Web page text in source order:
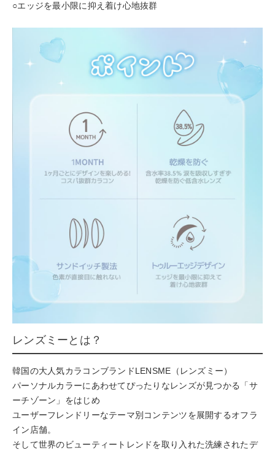
○エッジを最小限に抑え着け心地抜群
レンズミーとは？
韓国の大人気カラコンブランドLENSME（レンズミー）
パーソナルカラーにあわせてぴったりなレンズが見つかる「サ
ーチゾーン」をはじめ
ユーザーフレンドリーなテーマ別コンテンツを展開するオフラ
イン店舗。
そして世界のビューティートレンドを取り入れた洗練されたデ